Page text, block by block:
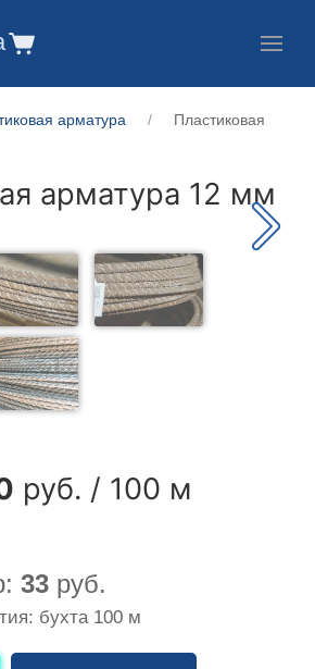
арматура
Пластиковая
арматура 12 мм
руб. / 100 м
33 руб.
бухта 100 м